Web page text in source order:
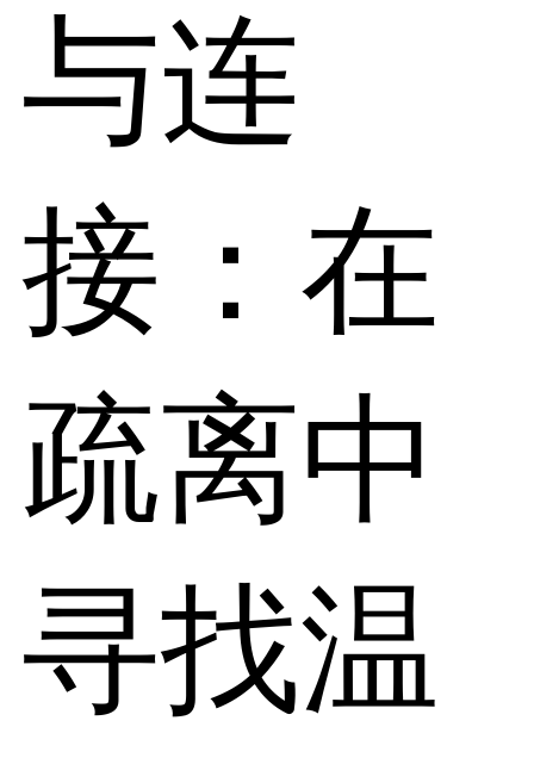
与连
接：在
疏离中
寻找温